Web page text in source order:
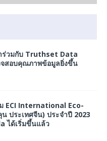
ร่วมกับ Truthset Data
สอบคุณภาพข้อมูลยิ่งขึ้น
ECI International Eco-
ประเทศจีน) ประจำปี 2023
ได้เริ่มขึ้นแล้ว